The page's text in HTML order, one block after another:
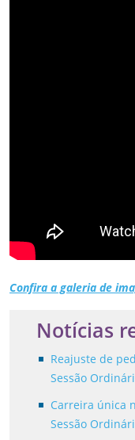
Confira a galeria de
Notícias
Reajuste de
Sessão
Carreira única
Sessão